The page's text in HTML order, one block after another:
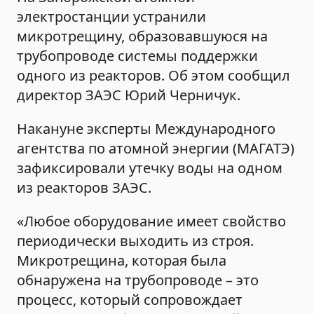
электростанции устранили
микротрещину, образовавшуюся на
трубопроводе системы поддержки
одного из реакторов. Об этом сообщил
директор ЗАЭС Юрий Черничук.
Накануне эксперты Международного
агентства по атомной энергии (МАГАТЭ)
зафиксировали утечку воды на одном
из реакторов ЗАЭС.
«Любое оборудование имеет свойство
периодически выходить из строя.
Микротрещина, которая была
обнаружена на трубопроводе – это
процесс, который сопровождает